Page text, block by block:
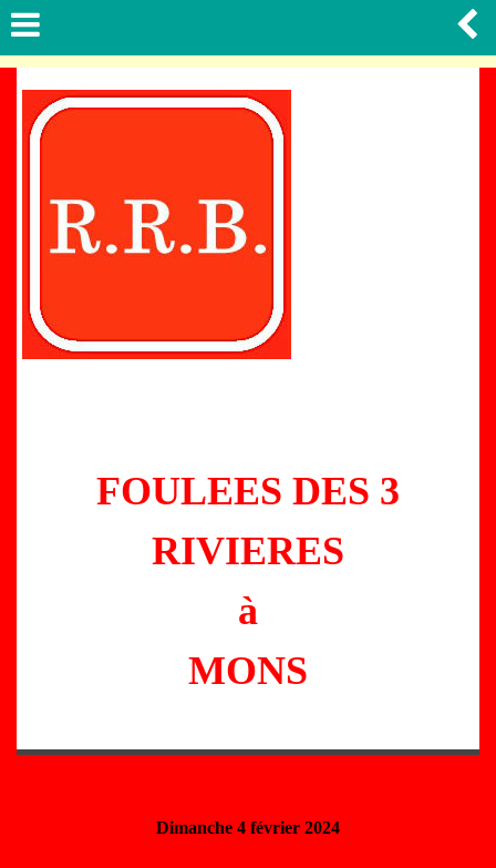
FOULEES DES 3
RIVIERES
à
MONS
Dimanche 4 février 2024